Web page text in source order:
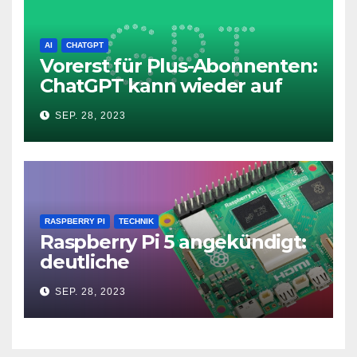
AI CHATGPT
Vorerst für Plus-Abonnenten:
ChatGPT kann wieder auf
das Internet zugreifen
SEP. 28, 2023
RASPBERRY PI TECHNIK
Raspberry Pi 5 angekündigt:
deutliche
Leistungssteigerung und bis
zu 2x 4K60
SEP. 28, 2023